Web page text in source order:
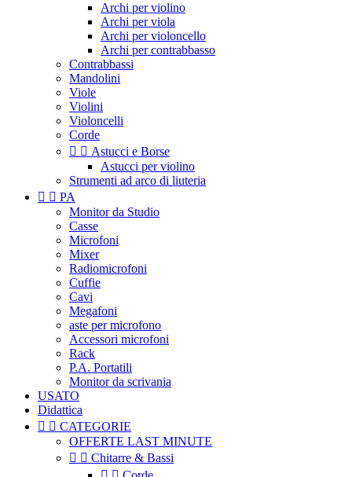
Archi per violino
Archi per viola
Archi per violoncello
Archi per contrabbasso
Contrabbassi
Mandolini
Viole
Violini
Violoncelli
Corde
  Astucci e Borse
Astucci per violino
Strumenti ad arco di liuteria
  PA
Monitor da Studio
Casse
Microfoni
Mixer
Radiomicrofoni
Cuffie
Cavi
Megafoni
aste per microfono
Accessori microfoni
Rack
P.A. Portatili
Monitor da scrivania
USATO
Didattica
  CATEGORIE
OFFERTE LAST MINUTE
  Chitarre & Bassi